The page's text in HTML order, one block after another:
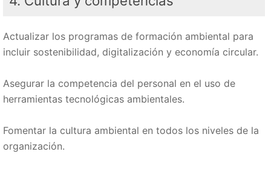
Actualizar los programas de formación ambiental para
incluir sostenibilidad, digitalización y economía circular.
Asegurar la competencia del personal en el uso de
herramientas tecnológicas ambientales.
Fomentar la cultura ambiental en todos los niveles de la
organización.